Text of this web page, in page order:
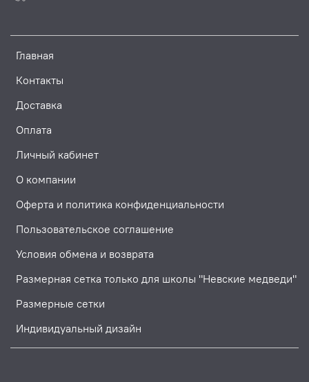
Главная
Контакты
Доставка
Оплата
Личный кабинет
О компании
Оферта и политика конфиденциальности
Пользовательское соглашение
Условия обмена и возврата
Размерная сетка только для школы "Невские медведи"
Размерные сетки
Индивидуальный дизайн